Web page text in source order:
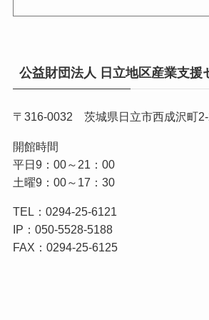
公益財団法人 日立地区産業支援
〒316-0032 茨城県日立市西成沢町
開館時間
平日9：00～21：00
土曜9：00～17：30
TEL：0294-25-6121
IP：050-5528-5188
FAX：0294-25-6125